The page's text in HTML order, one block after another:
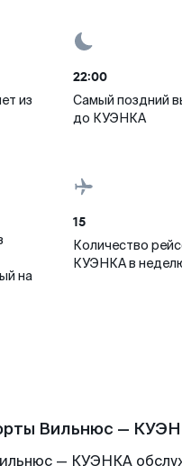
из
22:00
Самый поздний
до КУЭНКА
на
15
Количество
КУЭНКА в
Вильнюс —
— КУЭНКА